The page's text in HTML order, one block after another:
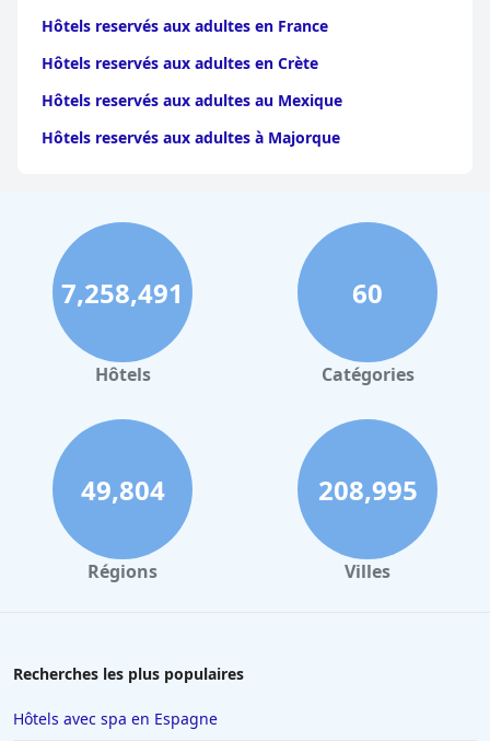
Hôtels reservés aux adultes en France
Hôtels reservés aux adultes en Crète
Hôtels reservés aux adultes au Mexique
Hôtels reservés aux adultes à Majorque
7,258,491
Hôtels
60
Catégories
49,804
Régions
208,995
Villes
Recherches les plus populaires
Hôtels avec spa en Espagne